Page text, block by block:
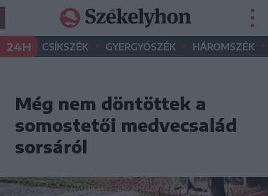
24H CSÍKSZÉK • GYERGYÓSZÉK • HÁROMSZÉK •
Még nem döntöttek a
somostetői medvecsalád
sorsáról